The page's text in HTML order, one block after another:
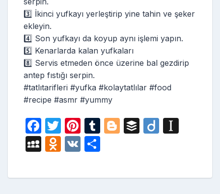
3️⃣ İkinci yufkayı yerleştirip yine tahin ve şeker
ekleyin.
4️⃣ Son yufkayı da koyup aynı işlemi yapın.
5️⃣ Kenarlarda kalan yufkaları
8️⃣ Servis etmeden önce üzerine bal gezdirip
antep fıstığı serpin.
#tatlıtarifleri #yufka #kolaytatlılar #food
#recipe #asmr #yummy
F
a
c
e
T
w
itt
er
Pi
nt
er
e
T
bl
Bl
g
B
r
Di
p
M
S
O
n
V
ar